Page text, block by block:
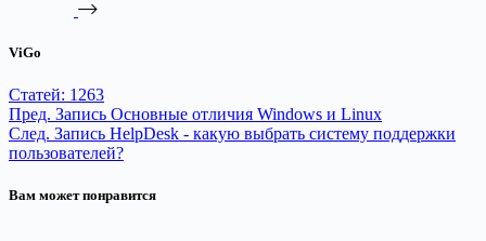
ViGo
Статей: 1263
Пред. Запись Основные отличия Windows и Linux
След. Запись HelpDesk - какую выбрать систему поддержки
пользователей?
Вам может понравится